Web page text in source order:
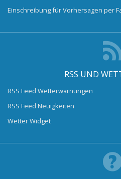
Einschreibung für Vorhersagen per
RSS UND
RSS Feed Wetterwarnungen
RSS Feed Neuigkeiten
Wetter Widget